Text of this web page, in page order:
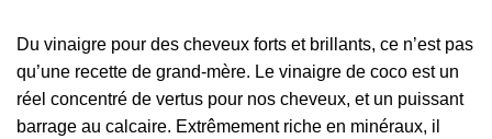
Du vinaigre pour des cheveux forts et brillants, ce n’est pas
qu’une recette de grand-mère. Le vinaigre de coco est un
réel concentré de vertus pour nos cheveux, et un puissant
barrage au calcaire. Extrêmement riche en minéraux, il